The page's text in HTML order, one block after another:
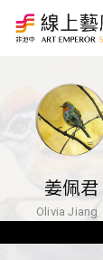
姜佩君
Olivia Jiang